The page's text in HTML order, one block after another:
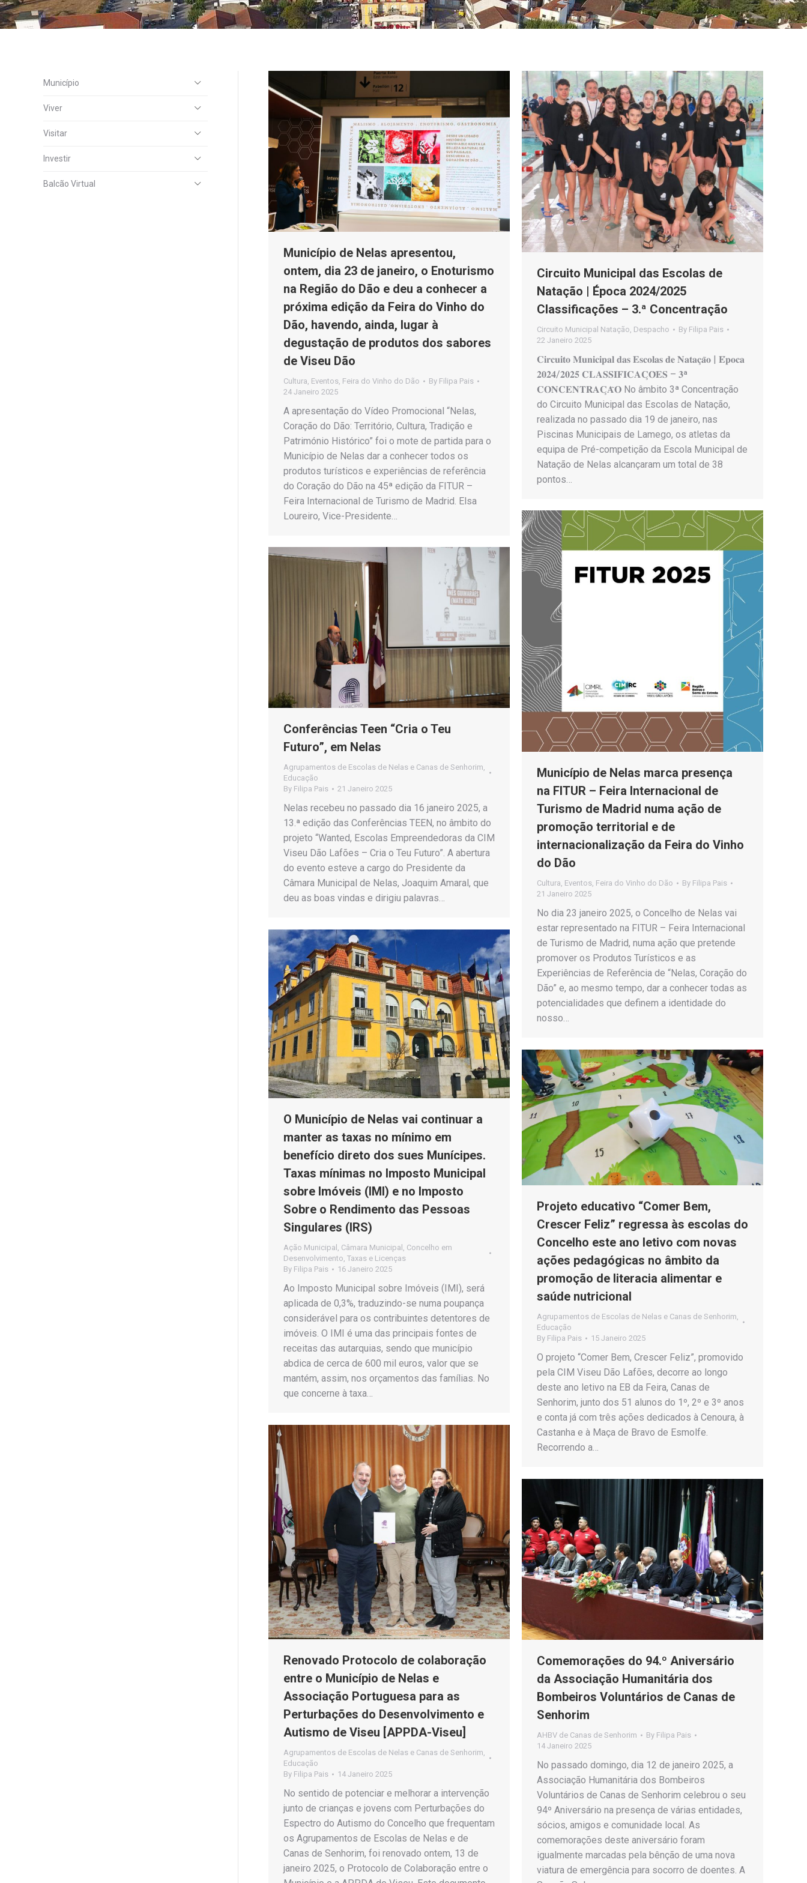
Município de Nelas apresentou,
ontem, dia 23 de janeiro, o Enoturismo
na Região do Dão e deu a conhecer a
próxima edição da Feira do Vinho do
Dão, havendo, ainda, lugar à
degustação de produtos dos sabores
de Viseu Dão
Cultura Eventos Feira do Vinho do Dão By Filipa Pais
24 Janeiro 2025
A apresentação do Vídeo Promocional “Nelas,
Coração do Dão: Território, Cultura, Tradição e
Património Histórico” foi o mote de partida para o
Município de Nelas dar a conhecer todos os
produtos turísticos e experiências de referência
do Coração do Dão na 45ª edição da FITUR –
Feira Internacional de Turismo de Madrid. Elsa
Loureiro, Vice-Presidente…
Circuito Municipal das Escolas de
Natação | Época 2024/2025
Classificações – 3.ª Concentração
Circuito Municipal Natação Despacho By Filipa Pais
22 Janeiro 2025
𝐂𝐢𝐫𝐜𝐮𝐢𝐭𝐨 𝐌𝐮𝐧𝐢𝐜𝐢𝐩𝐚𝐥 𝐝𝐚𝐬 𝐄𝐬𝐜𝐨𝐥𝐚𝐬 𝐝𝐞 𝐍𝐚𝐭𝐚𝐜̧𝐚̃𝐨 | 𝐄́𝐩𝐨𝐜𝐚
𝟐𝟎𝟐𝟒/𝟐𝟎𝟐𝟓 𝐂𝐋𝐀𝐒𝐒𝐈𝐅𝐈𝐂𝐀𝐂̧𝐎̃𝐄𝐒 – 𝟑ª
𝐂𝐎𝐍𝐂𝐄𝐍𝐓𝐑𝐀𝐂̧𝐀̃𝐎 No âmbito 3ª Concentração
do Circuito Municipal das Escolas de Natação,
realizada no passado dia 19 de janeiro, nas
Piscinas Municipais de Lamego, os atletas da
equipa de Pré-competição da Escola Municipal de
Natação de Nelas alcançaram um total de 38
pontos…
Município de Nelas marca presença
na FITUR – Feira Internacional de
Turismo de Madrid numa ação de
promoção territorial e de
internacionalização da Feira do Vinho
do Dão
Cultura, Eventos, Feira do Vinho do Dão By Filipa Pais
21 Janeiro 2025
No dia 23 janeiro 2025, o Concelho de Nelas vai
estar representado na FITUR – Feira Internacional
de Turismo de Madrid, numa ação que pretende
promover os Produtos Turísticos e as
Experiências de Referência de “Nelas, Coração do
Dão” e, ao mesmo tempo, dar a conhecer todas as
potencialidades que definem a identidade do
nosso…
Conferências Teen “Cria o Teu
Futuro”, em Nelas
Agrupamentos de Escolas de Nelas e Canas de Senhorim
Educação
By Filipa Pais 21 Janeiro 2025
Nelas recebeu no passado dia 16 janeiro 2025, a
13.ª edição das Conferências TEEN, no âmbito do
projeto “Wanted, Escolas Empreendedoras da CIM
Viseu Dão Lafões – Cria o Teu Futuro”. A abertura
do evento esteve a cargo do Presidente da
Câmara Municipal de Nelas, Joaquim Amaral, que
deu as boas vindas e dirigiu palavras…
O Município de Nelas vai continuar a
manter as taxas no mínimo em
benefício direto dos sues Munícipes.
Taxas mínimas no Imposto Municipal
sobre Imóveis (IMI) e no Imposto
Sobre o Rendimento das Pessoas
Singulares (IRS)
Ação Municipal Câmara Municipal
Concelho em
Desenvolvimento Taxas e Licenças
By Filipa Pais 16 Janeiro 2025
Ao Imposto Municipal sobre Imóveis (IMI), será
aplicada de 0,3%, traduzindo-se numa poupança
considerável para os contribuintes detentores de
imóveis. O IMI é uma das principais fontes de
receitas das autarquias, sendo que município
abdica de cerca de 600 mil euros, valor que se
mantém, assim, nos orçamentos das famílias. No
que concerne à taxa…
Projeto educativo “Comer Bem,
Crescer Feliz” regressa às escolas do
Concelho este ano letivo com novas
ações pedagógicas no âmbito da
promoção de literacia alimentar e
saúde nutricional
Agrupamentos de Escolas de Nelas e Canas de Senhorim
Educação
By Filipa Pais 15 Janeiro 2025
O projeto “Comer Bem, Crescer Feliz”, promovido
pela CIM Viseu Dão Lafões, decorre ao longo
deste ano letivo na EB da Feira, Canas de
Senhorim, junto dos 51 alunos do 1º, 2º e 3º anos
e conta já com três ações dedicados à Cenoura, à
Castanha e à Maça de Bravo de Esmolfe.
Recorrendo a…
Renovado Protocolo de colaboração
entre o Município de Nelas e
Associação Portuguesa para as
Perturbações do Desenvolvimento e
Autismo de Viseu [APPDA-Viseu]
Agrupamentos de Escolas de Nelas e Canas de Senhorim,
Educação
By Filipa Pais 14 Janeiro 2025
No sentido de potenciar e melhorar a intervenção
junto de crianças e jovens com Perturbações do
Espectro do Autismo do Concelho que frequentam
os Agrupamentos de Escolas de Nelas e de
Canas de Senhorim, foi renovado ontem, 13 de
janeiro 2025, o Protocolo de Colaboração entre o
Comemorações do 94.º Aniversário
da Associação Humanitária dos
Bombeiros Voluntários de Canas de
Senhorim
AHBV de Canas de Senhorim By Filipa Pais
14 Janeiro 2025
No passado domingo, dia 12 de janeiro 2025, a
Associação Humanitária dos Bombeiros
Voluntários de Canas de Senhorim celebrou o seu
94º Aniversário na presença de várias entidades,
sócios, amigos e comunidade local. As
comemorações deste aniversário foram
igualmente marcadas pela bênção de uma nova
viatura de emergência para socorro de doentes. A
Município
Viver
Visitar
Investir
Balcão Virtual